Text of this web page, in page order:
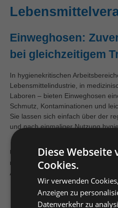
Einweghosen:
bei gleichzeitigem
In hygienekritischen
Lebensmittelindustrie, in
Laboren – bieten Einweghosen
Schmutz, Kontaminationen und
Sie lassen sich einfach über der
und nach einmaliger Nutzung
Unsere Einweghosen von ASTA
reißfest – ideal für den täglichen
Arbeitsumgebungen.
Diese Webseite
Cookies.
Wir verwenden
Anzeigen zu
Datenverkehr zu